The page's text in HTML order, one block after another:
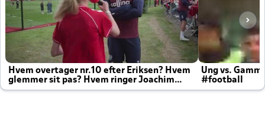
Hvem overtager nr.10 efter Eriksen? Hvem
glemmer sit pas? Hvem ringer Joachim
altid til efter kampe?
Ung vs.
#football